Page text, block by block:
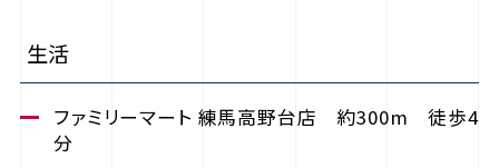
生活
ファミリーマート 練馬高野台店 約300m 徒歩4
分